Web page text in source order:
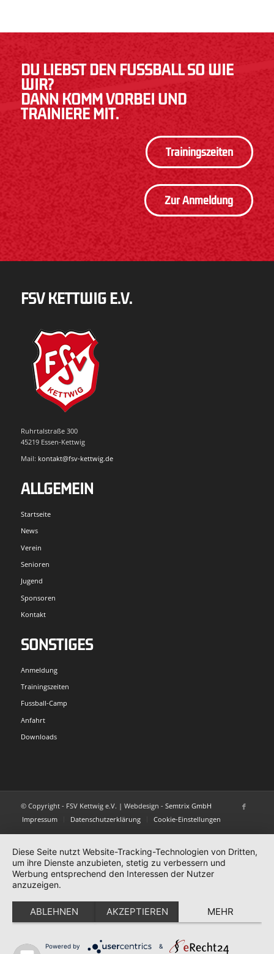
DU LIEBST DEN FUSSBALL SO WIE W
IR?
DANN KOMM VORBEI UND
TRAINIERE MIT.
Trainingszeiten
Zur Anmeldung
FSV KETTWIG E.V.
Ruhrtalstraße 300
45219 Essen-Kettwig
Mail: kontakt@fsv-kettwig.de
ALLGEMEIN
Startseite
News
Verein
Senioren
Jugend
Sponsoren
Kontakt
SONSTIGES
Anmeldung
Trainingszeiten
Fussball-Camp
Anfahrt
Downloads
© Copyright - FSV Kettwig e.V. | Webdesign - Semtrix GmbH
Impressum
Datenschutzerklärung Cookie-Einstellungen
Diese Seite nutzt Website-Tracking-Technologien von Dritten,
um ihre Dienste anzubieten, stetig zu verbessern und
Werbung entsprechend den Interessen der Nutzer
anzuzeigen.
ABLEHNEN AKZEPTIEREN MEHR
Powered by &